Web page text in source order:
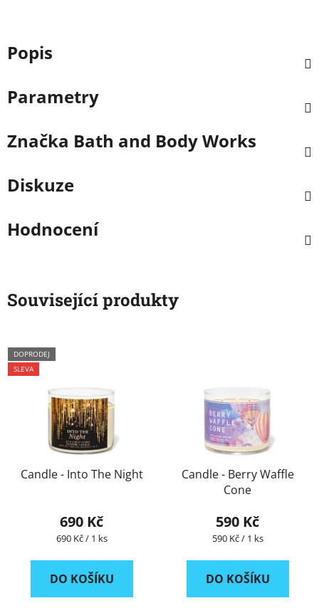
Popis
Parametry
Značka Bath and Body Works
Diskuze
Hodnocení
Související produkty
DOPRODEJ
SLEVA
Candle - Into The Night
690 Kč
Měrná
690 Kč / 1 ks
DO KOŠÍKU
Candle - Berry Waffle
Cone
590 Kč
Měrná
590 Kč / 1 ks
DO KOŠÍKU